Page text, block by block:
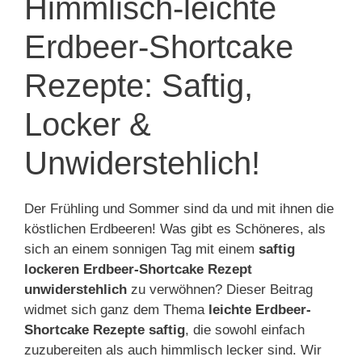
Himmlisch-leichte
Erdbeer-Shortcake
Rezepte: Saftig,
Locker &
Unwiderstehlich!
Der Frühling und Sommer sind da und mit ihnen die
köstlichen Erdbeeren! Was gibt es Schöneres, als
sich an einem sonnigen Tag mit einem saftig
lockeren Erdbeer-Shortcake Rezept
unwiderstehlich zu verwöhnen? Dieser Beitrag
widmet sich ganz dem Thema leichte Erdbeer-
Shortcake Rezepte saftig, die sowohl einfach
zuzubereiten als auch himmlisch lecker sind. Wir